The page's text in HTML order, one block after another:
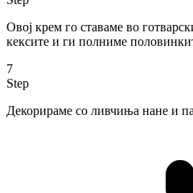
Овој крем го ставаме во
кексите и ги полниме
7
Step
Декорираме со ливчиња нане и